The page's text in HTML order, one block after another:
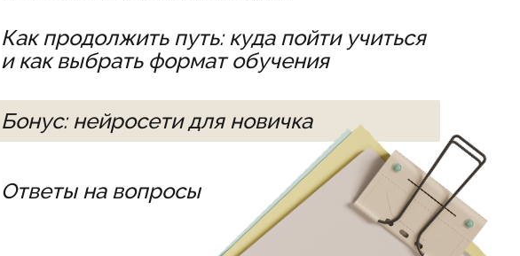
Ответы на вопросы
Бонус: ней росети для новичка
Как продолжить путь: куда пойти учиться
и как выбрать формат обучения